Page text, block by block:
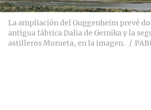
La ampliación del Guggenheim prevé
antigua fábrica Dalia de Gernika y la
astilleros Murueta, en la imagen.